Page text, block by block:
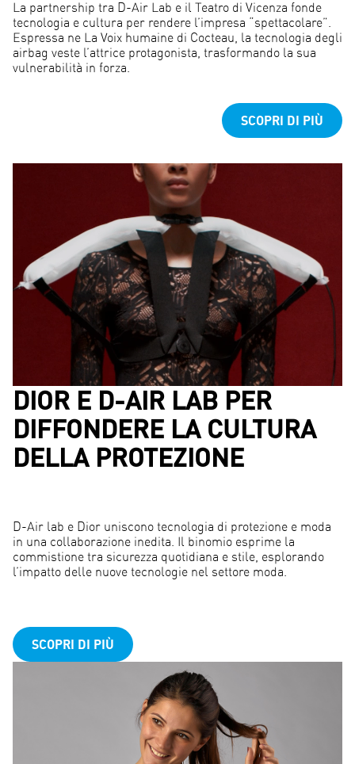
La partnership tra D-Air Lab e il Teatro di Vicenza fonde
tecnologia e cultura per rendere l’impresa “spettacolare”.
Espressa ne La Voix humaine di Cocteau, la tecnologia degli
airbag veste l’attrice protagonista, trasformando la sua
vulnerabilità in forza.
SCOPRI DI PIÙ
DIOR E D-AIR LAB PER
DIFFONDERE LA CULTURA
DELLA PROTEZIONE
D-Air lab e Dior uniscono tecnologia di protezione e moda
in una collaborazione inedita. Il binomio esprime la
commistione tra sicurezza quotidiana e stile, esplorando
l’impatto delle nuove tecnologie nel settore moda.
SCOPRI DI PIÙ